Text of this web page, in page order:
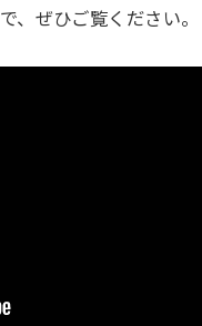
、ぜひご覧ください。